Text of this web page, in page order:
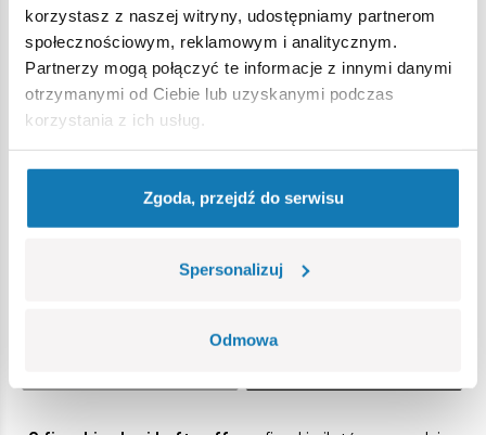
korzystasz z naszej witryny, udostępniamy partnerom
społecznościowym, reklamowym i analitycznym.
Partnerzy mogą połączyć te informacje z innymi danymi
otrzymanymi od Ciebie lub uzyskanymi podczas
korzystania z ich usług.
Zgoda, przejdź do serwisu
Spersonalizuj
Odmowa
• Ruchome elementy– model posiada ruchome śmigło,
Otwierana kabina umożliwia umieszczenie figurek pilotów
wewnątrz samolotu.